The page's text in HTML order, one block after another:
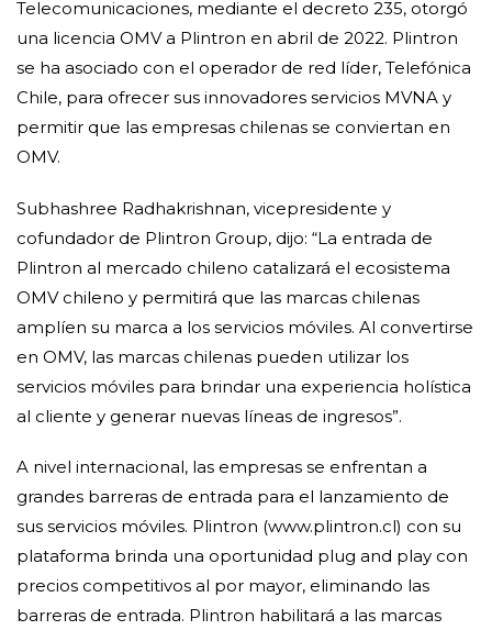
Telecomunicaciones, mediante el decreto 235, otorgó
una licencia OMV a Plintron en abril de 2022. Plintron
se ha asociado con el operador de red líder, Telefónica
Chile, para ofrecer sus innovadores servicios MVNA y
permitir que las empresas chilenas se conviertan en
OMV.
Subhashree Radhakrishnan, vicepresidente y
cofundador de Plintron Group, dijo: “La entrada de
Plintron al mercado chileno catalizará el ecosistema
OMV chileno y permitirá que las marcas chilenas
amplíen su marca a los servicios móviles. Al convertirse
en OMV, las marcas chilenas pueden utilizar los
servicios móviles para brindar una experiencia holística
al cliente y generar nuevas líneas de ingresos”.
A nivel internacional, las empresas se enfrentan a
grandes barreras de entrada para el lanzamiento de
sus servicios móviles. Plintron (www.plintron.cl) con su
plataforma brinda una oportunidad plug and play con
precios competitivos al por mayor, eliminando las
barreras de entrada. Plintron habilitará a las marcas